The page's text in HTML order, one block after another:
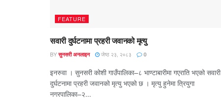
FEATURE
सवारी दुर्घटनामा प्रहरी जवानको मृत्यु
BY सुनसरी अनलाइन जेष्ठ २३, २०८३ 0
इनरुवा । सुनसरी कोशी गाउँपालिका–८ भाण्टाबारीमा गएराति भएको सवारी
दुर्घटनामा प्रहरी जवानको मृत्यु भएको छ । मृत्यु हुनेमा त्रियुगा
नगरपालिका–२...